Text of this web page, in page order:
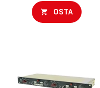
OSTA